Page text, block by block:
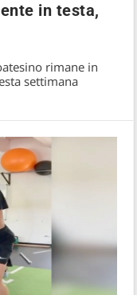
su
in testa,
rimane in
settimana